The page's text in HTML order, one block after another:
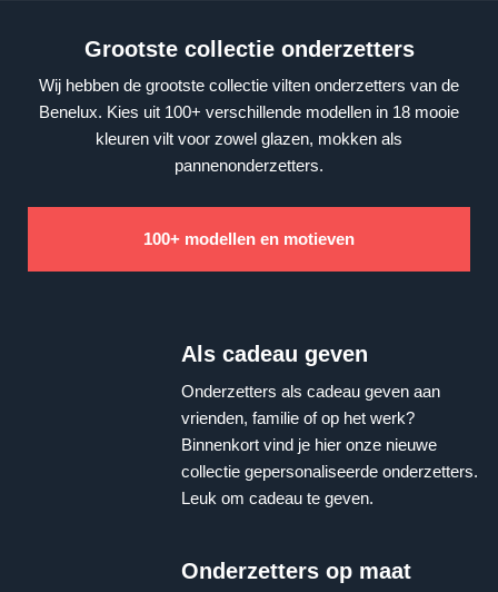
Grootste collectie onderzetters
Wij hebben de grootste collectie vilten onderzetters van de
Benelux. Kies uit 100+ verschillende modellen in 18 mooie
kleuren vilt voor zowel glazen, mokken als
pannenonderzetters.
100+ modellen en motieven
Als cadeau geven
Onderzetters als cadeau geven aan
vrienden, familie of op het werk?
Binnenkort vind je hier onze nieuwe
collectie gepersonaliseerde onderzetters.
Leuk om cadeau te geven.
Onderzetters op maat